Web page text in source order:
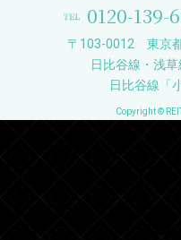
0120-139-
〒103-0012 東京
日比谷線・浅
日比谷線「
Copyright ©